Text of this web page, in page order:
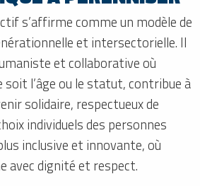
s’affirme comme un modèle de
et intersectorielle. Il
et collaborative où
soit l’âge ou le statut, contribue à
solidaire, respectueux de
individuels des personnes
inclusive et innovante, où
avec dignité et respect.